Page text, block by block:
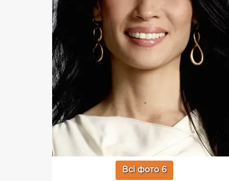
Всі фото 6